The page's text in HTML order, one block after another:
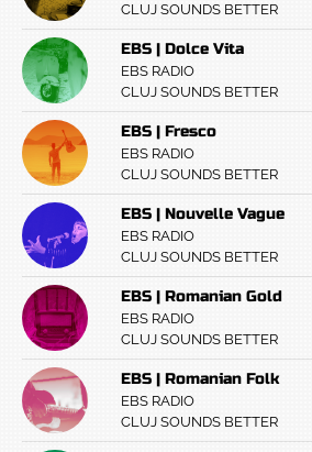
CLUJ SOUNDS BETTER
EBS | Dolce Vita
EBS RADIO
CLUJ SOUNDS BETTER
EBS | Fresco
EBS RADIO
CLUJ SOUNDS BETTER
EBS | Nouvelle Vague
EBS RADIO
CLUJ SOUNDS BETTER
EBS | Romanian Gold
EBS RADIO
CLUJ SOUNDS BETTER
EBS | Romanian Folk
EBS RADIO
CLUJ SOUNDS BETTER